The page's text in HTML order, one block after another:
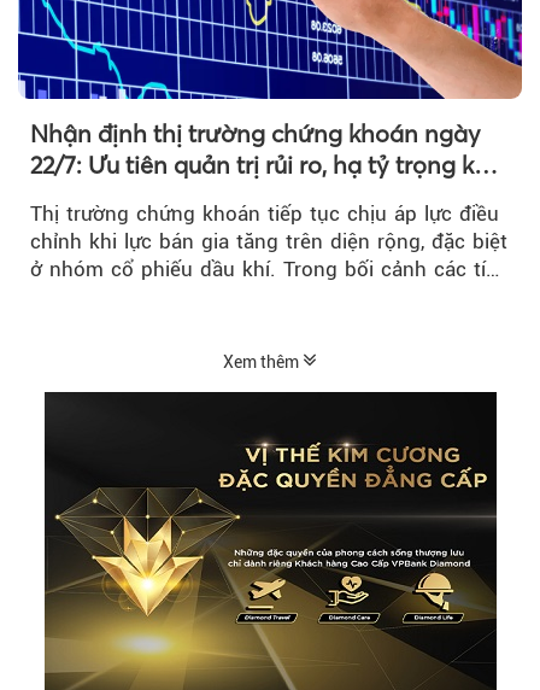
Nhận định thị trường chứng khoán ngày
22/7: Ưu tiên quản trị rủi ro, hạ tỷ trọng khi
Thị trường chứng khoán tiếp tục chịu áp lực điều
chỉnh khi lực bán gia tăng trên diện rộng, đặc biệt
ở nhóm cổ phiếu dầu khí. Trong bối cảnh các tín
Xem thêm